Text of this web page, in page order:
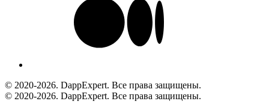
© 2020-2026. DappExpert. Все права защищены.
© 2020-2026. DappExpert. Все права защищены.